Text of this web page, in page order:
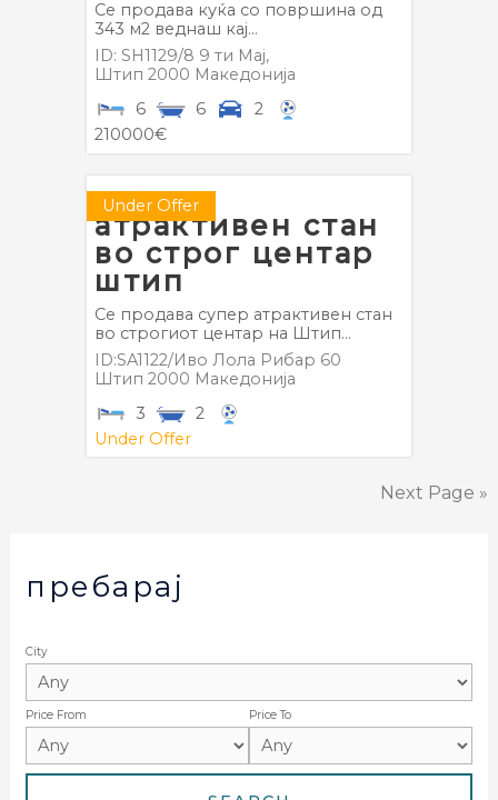
Се продава куќа со површина од
343 м2 веднаш кај...
ID: SH1129/8 9 ти Мај,
Штип 2000 Македонија
6
6
2
210000€
Under Offer
супер
атрактивен стан
во строг центар
штип
Се продава супер атрактивен стан
во строгиот центар на Штип...
ID:SA1122/Иво Лола Рибар 60
Штип 2000 Македонија
3
2
Under Offer
Next Page »
пребарај
City
Price From Price To